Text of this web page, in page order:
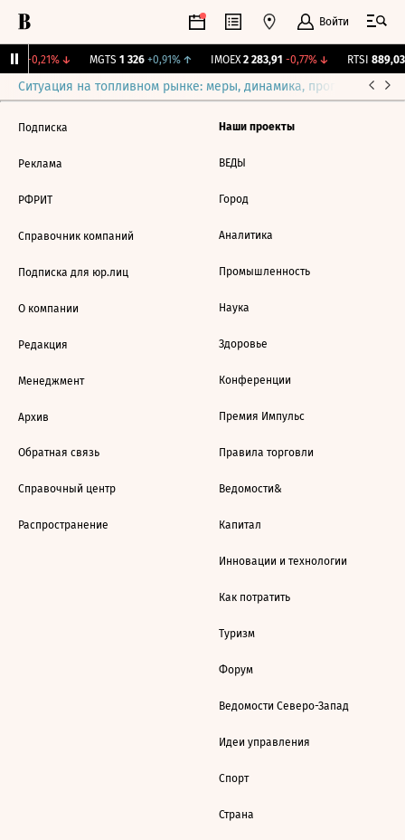
Войти
-0,21%↓ MGTS 1 326 +0,91%↑ IMOEX 2 283,91 -0,77%↓ RTSI 889,03
Ситуация на топливном рынке: меры, динамика, прогнозы
Подписка
Реклама
РФРИТ
Справочник компаний
Подписка для юр.лиц
О компании
Редакция
Менеджмент
Архив
Обратная связь
Справочный центр
Распространение
Наши проекты
ВЕДЫ
Город
Аналитика
Промышленность
Наука
Здоровье
Конференции
Премия Импульс
Правила торговли
Ведомости&
Капитал
Инновации и технологии
Как потратить
Туризм
Форум
Ведомости Северо-Запад
Идеи управления
Спорт
Страна